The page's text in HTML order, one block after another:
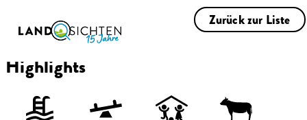
Zurück zur Liste
Highlights